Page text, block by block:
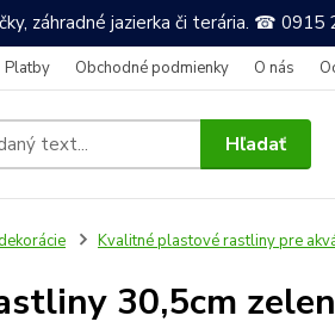
záhradné jazierka či terária. ☎ 0915
Platby Obchodné podmienky O nás
Hľadať
Kvalitné plastové rastliny pre
30,5cm